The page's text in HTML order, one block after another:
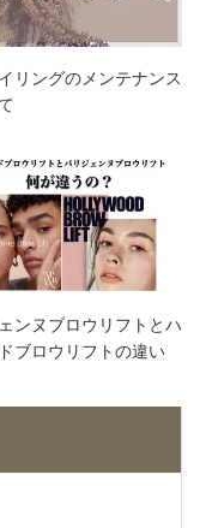
リングのメンテナンス
ンヌブロウリフトとハ
ブロウリフトの違い